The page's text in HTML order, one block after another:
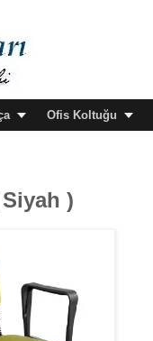
Ofis Koltuğu
)